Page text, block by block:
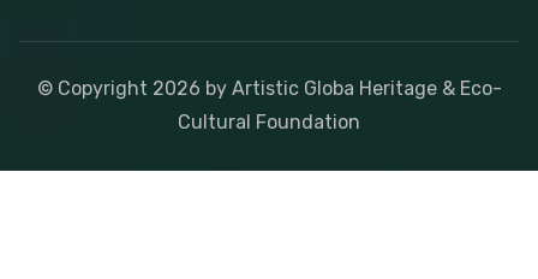
© Copyright 2026 by Artistic Globa Heritage & Eco-
Cultural Foundation